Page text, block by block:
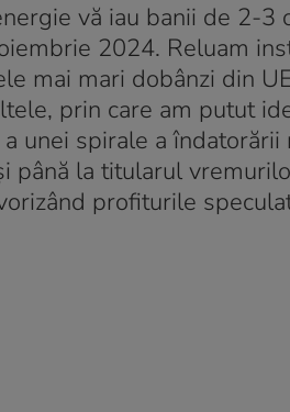
vă iau banii de 2-
2024. Reluam
mai mari dobânzi din
prin care am putut
unei spirale a îndatorării
până la titularul
profiturile